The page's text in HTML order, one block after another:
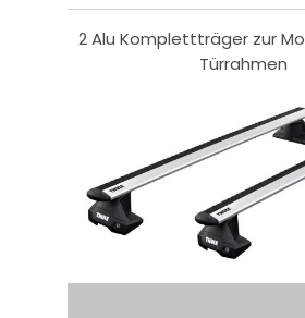
2 Alu Komplettträger zur
Türrahmen